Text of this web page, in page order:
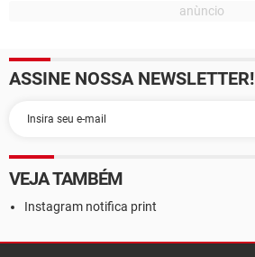
ASSINE NOSSA NEWSLETTER!
VEJA TAMBÉM
Instagram notifica print